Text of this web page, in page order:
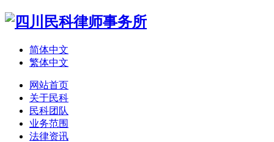
简体中文
繁体中文
网站首页
关于民科
民科团队
业务范围
法律资讯